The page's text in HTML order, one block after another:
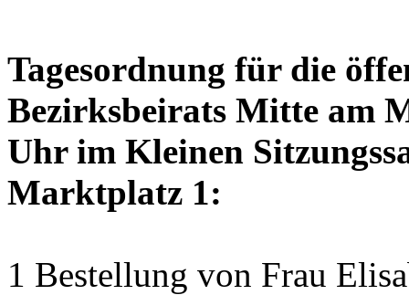
Tagesordnung für die
Bezirksbeirats Mitte am
Uhr im Kleinen
Marktplatz 1:
1 Bestellung von Frau